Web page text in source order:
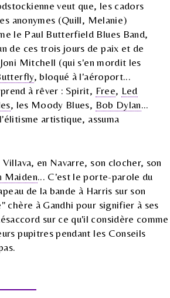
veut que, les cadors
anonymes (Quill, Melanie)
le Paul Butterfield Blues Band,
de ces trois jours de paix et de
Mitchell (qui s'en mordit les
, bloqué à l'aéroport...
à rêver : Spirit, Free, Led
, les Moody Blues, Bob Dylan...
artistique, assuma
en Navarre, son clocher, son
Maiden... C'est le porte-parole du
de la bande à Harris sur son
chère à Gandhi pour signifier à ses
sur ce qu'il considère comme
pupitres pendant les Conseils